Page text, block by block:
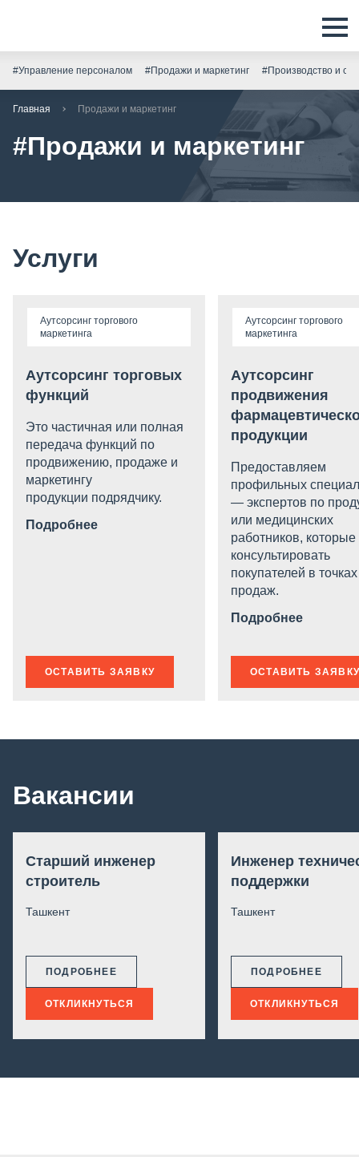
#Управление персоналом #Продажи и маркетинг #Производство и
Главная Продажи и маркетинг
#Продажи и маркетинг
Услуги
Аутсорсинг торгового
маркетинга
Аутсорсинг торговых
функций
Это частичная или полная
передача функций по
продвижению, продаже и
маркетингу
продукции подрядчику.
Подробнее
ОСТАВИТЬ ЗАЯВКУ
Аутсорсинг торгового
маркетинга
Аутсорсинг
продвижения
продукции
Предоставляем
профильных
— экспертов по
или медицинских
работников, которые
консультировать
покупателей в точках
продаж.
Подробнее
ОСТАВИТЬ ЗАЯВКУ
Вакансии
Старший инженер
строитель
Ташкент
ПОДРОБНЕЕ
ОТКЛИКНУТЬСЯ
Инженер
поддержки
Ташкент
ПОДРОБНЕЕ
ОТКЛИКНУТЬСЯ